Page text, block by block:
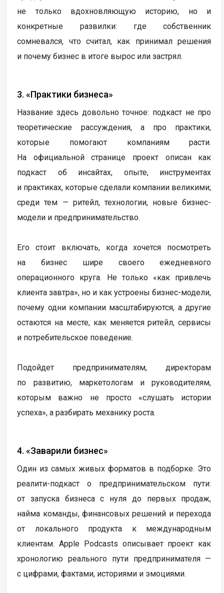
не только вдохновляющую историю, но и
конкретные развилки: где собственник
сомневался, что считал, как принимал решения
и почему бизнес в итоге вырос или застрял.
3. «Практики бизнеса»
Название здесь довольно точное: подкаст не про
теоретические рассуждения, а про практики,
которые помогают компаниям расти.
На официальной странице проект описан как
подкаст об инсайтах, опыте, инструментах
и практиках, которые сделали компании великими;
среди тем — ритейл, технологии, новые бизнес-
модели и предпринимательство.
Его стоит включать, когда хочется посмотреть
на бизнес шире своего ежедневного
операционного круга. Не только «как привлечь
клиента завтра», но и как устроены бизнес-модели,
почему одни компании масштабируются, а другие
остаются на месте, как меняется ритейл, сервисы
и потребительское поведение.
Подойдет предпринимателям, директорам
по развитию, маркетологам и руководителям,
которым важно не просто «слушать истории
успеха», а разбирать механику роста.
4. «Заварили бизнес»
Один из самых живых форматов в подборке. Это
реалити-подкаст о предпринимательском пути:
от запуска бизнеса с нуля до первых продаж,
найма команды, финансовых решений и перехода
от локального продукта к международным
клиентам. Apple Podcasts описывает проект как
хронологию реального пути предпринимателя —
с цифрами, фактами, историями и эмоциями.